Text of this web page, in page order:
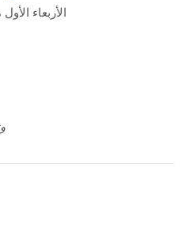
الأربعاء الأول من
وتم